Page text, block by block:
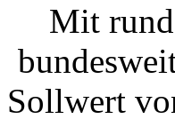
Mit
Sollwert